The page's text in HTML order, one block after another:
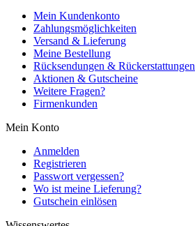
Mein Kundenkonto
Zahlungsmöglichkeiten
Versand & Lieferung
Meine Bestellung
Rücksendungen & Rückerstattungen
Aktionen & Gutscheine
Weitere Fragen?
Firmenkunden
Mein Konto
Anmelden
Registrieren
Passwort vergessen?
Wo ist meine Lieferung?
Gutschein einlösen